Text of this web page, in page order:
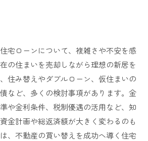
宅ローンについて、複雑さや不安を感
の住まいを売却しながら理想の新居を
住み替えやダブルローン、仮住まいの
など、多くの検討事項があります。金
や金利条件、税制優遇の活用など、知
金計画や総返済額が大きく変わるのも
、不動産の買い替えを成功へ導く住宅